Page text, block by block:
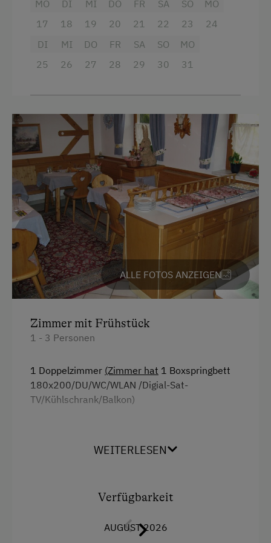
Ausstattung
Gitterbett
Haarföhn
Handtücher
Mikrowelle
Safe
Toilette
Küche
Küchenausstattung
Wlan
Doppelbett (Kingsize)
MO
17
DI
18
MI
19
DO
20
FR
21
SA
22
SO
23
MO
24
DI
25
MI
26
DO
27
FR
28
SA
29
SO
30
MO
31
ALLE FOTOS ANZEIGEN
Zimmer mit Frühstück
1 - 3 Personen
1 Doppelzimmer (Zimmer hat 1 Boxspringbett
180x200/DU/WC/WLAN /Digial-Sat-
TV/Kühlschrank/Balkon)
Balkon/Terrasse
WEITERLESEN
Verfügbarkeit
AUGUST 2026